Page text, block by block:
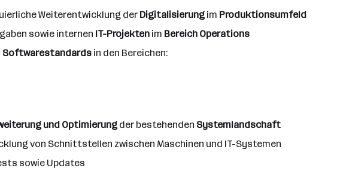
Weiterentwicklung der Digitalisierung im Produktionsumfeld
sowie internen IT-Projekten im Bereich Operations
Softwarestandards in den Bereichen:
und Optimierung der bestehenden Systemlandschaft
von Schnittstellen zwischen Maschinen und IT-Systemen
sowie Updates